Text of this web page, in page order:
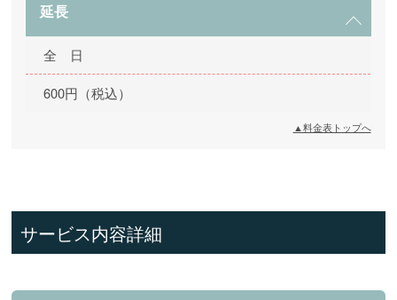
延長
全 日
600円（税込）
▲料金表トップへ
サービス内容詳細